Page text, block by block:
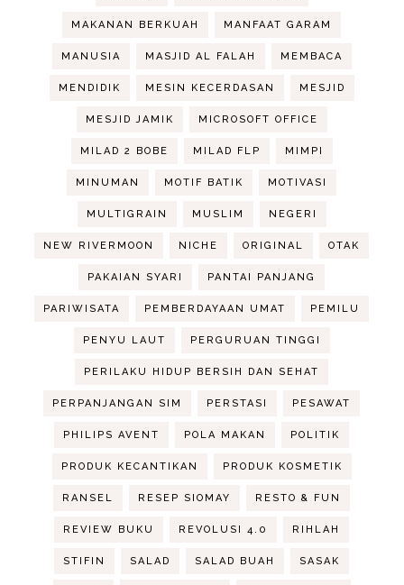
MAKANAN BERKUAH MANFAAT GARAM
MANUSIA MASJID AL FALAH MEMBACA
MENDIDIK MESIN KECERDASAN MESJID
MESJID JAMIK MICROSOFT OFFICE
MILAD 2 BOBE MILAD FLP MIMPI
MINUMAN MOTIF BATIK MOTIVASI
MULTIGRAIN MUSLIM NEGERI
NEW RIVERMOON NICHE ORIGINAL OTAK
PAKAIAN SYARI PANTAI PANJANG
PARIWISATA PEMBERDAYAAN UMAT PEMILU
PENYU LAUT PERGURUAN TINGGI
PERILAKU HIDUP BERSIH DAN SEHAT
PERPANJANGAN SIM PERSTASI PESAWAT
PHILIPS AVENT POLA MAKAN POLITIK
PRODUK KECANTIKAN PRODUK KOSMETIK
RANSEL RESEP SIOMAY RESTO & FUN
REVIEW BUKU REVOLUSI 4.0 RIHLAH
STIFIN SALAD SALAD BUAH SASAK